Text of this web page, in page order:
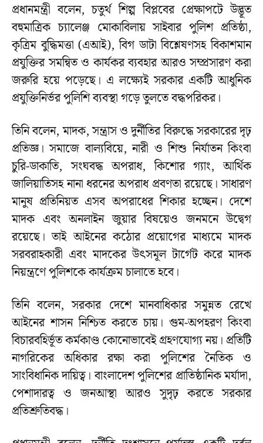
প্রধানমন্ত্রী বলেন, চতুর্থ শিল্প বিপ্লবের প্রেক্ষাপটে উদ্ভূত
বহুমাত্রিক চ্যালেঞ্জ মোকাবিলায় সাইবার পুলিশ প্রতিষ্ঠা,
কৃত্রিম বুদ্ধিমত্তা (এআই), বিগ ডাটা বিশ্লেষণসহ বিকাশমান
প্রযুক্তির সমন্বিত ও কার্যকর ব্যবহার আরও সম্প্রসারণ করা
জরুরি হয়ে পড়েছে। এ লক্ষ্যেই সরকার একটি আধুনিক
প্রযুক্তিনির্ভর পুলিশি ব্যবস্থা গড়ে তুলতে বদ্ধপরিকর।
তিনি বলেন, মাদক, সন্ত্রাস ও দুর্নীতির বিরুদ্ধে সরকারের দৃঢ়
প্রতিজ্ঞ। সমাজে বাল্যবিয়ে, নারী ও শিশু নির্যাতন কিংবা
চুরি-ডাকাতি, সংঘবদ্ধ অপরাধ, কিশোর গ্যাং, আর্থিক
জালিয়াতিসহ নানা ধরনের অপরাধ প্রবণতা রয়েছে। সাধারণ
মানুষ প্রতিনিয়ত এসব অপরাধের শিকার হচ্ছেন। দেশে
মাদক এবং অনলাইন জুয়ার বিষয়েও জনমনে উদ্বেগ
রয়েছে। তাই আইনের কঠোর প্রয়োগের মাধ্যমে মাদক
সরবরাহকারী এবং মাদকের উৎসমূল টার্গেট করে মাদক
নিয়ন্ত্রণে পুলিশকে কার্যক্রম চালাতে হবে।
তিনি বলেন, সরকার দেশে মানবাধিকার সমুন্নত রেখে
আইনের শাসন নিশ্চিত করতে চায়। গুম-অপহরণ কিংবা
বিচারবহির্ভূত কর্মকাণ্ড কোনোভাবেই গ্রহণযোগ্য নয়। প্রতিটি
নাগরিকের অধিকার রক্ষা করা পুলিশের নৈতিক ও
সাংবিধানিক দায়িত্ব। বাংলাদেশ পুলিশের প্রাতিষ্ঠানিক মর্যাদা,
পেশাদারত্ব ও জনআস্থা আরও সুদৃঢ় করতে সরকার
প্রতিশ্রুতিবদ্ধ।